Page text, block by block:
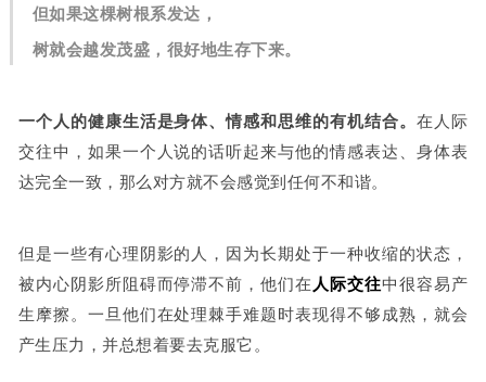
但如果这棵树根系发达，
树就会越发茂盛，很好地生存下来。
一个人的健康生活是身体、情感和思维的有机结合。 在人际
交往中，如果一个人说的话听起来与他的情感表达、身体表
达完全一致，那么对方就不会感觉到任何不和谐。
但是一些有心理阴影的人，因为长期处于一种收缩的状态，
被内心阴影所阻碍而停滞不前，他们在 人际交往中很容易产
生摩擦。一旦他们在处理棘手难题时表现得不够成熟，就会
产生压力，并总想着要去克服它。